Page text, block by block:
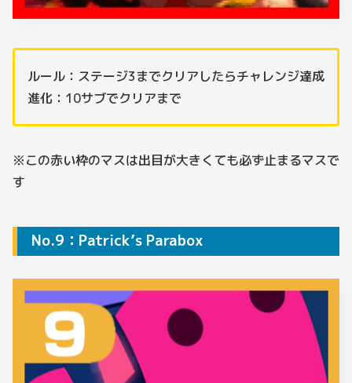
ルール：ステージ3までクリアしたらチャレンジ達成
進化：10サブでクリアまで
※この赤い枠のマスは出目が大きくても必ず止まるマスで
す
No.9：Patrick’s Parabox